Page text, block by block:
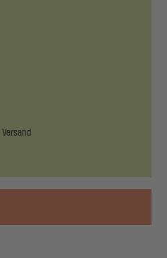
Versand